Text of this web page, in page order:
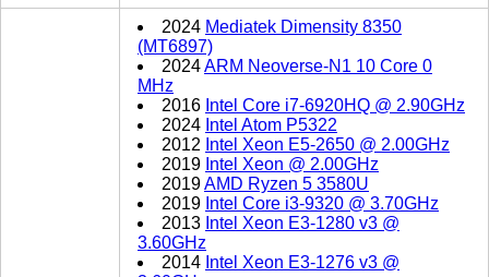
2024 Mediatek Dimensity 8350
(MT6897)
2024ARM Neoverse-N1 10 Core 0
MHz
2016 Intel Core i7-6920HQ @ 2.90GHz
2024 Intel Atom P5322
2012 Intel Xeon E5-2650 @ 2.00GHz
2019 Intel Xeon @ 2.00GHz
2019AMD Ryzen 5 3580U
2019 Intel Core i3-9320 @ 3.70GHz
2013 Intel Xeon E3-1280 v3 @
3.60GHz
2014 Intel Xeon E3-1276 v3 @